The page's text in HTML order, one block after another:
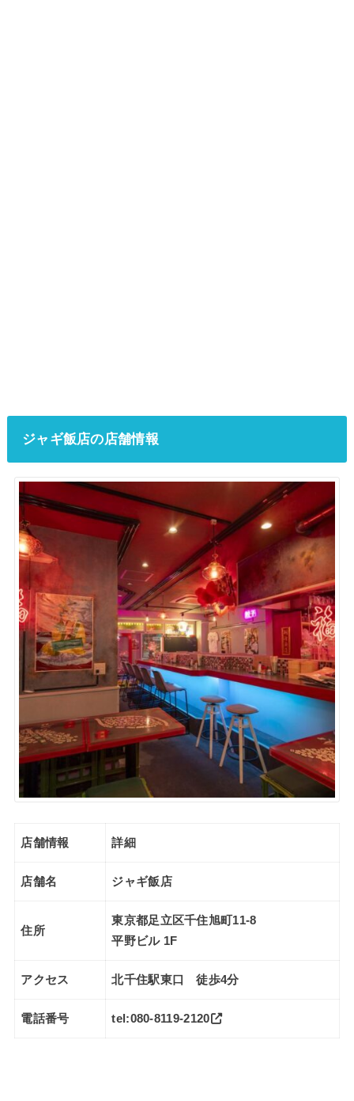
ジャギ飯店の店舗情報
店舗情報 詳細
店舗名 ジャギ飯店
住所
東京都足立区千住旭町11-8
平野ビル 1F
アクセス 北千住駅東口 徒歩4分
電話番号 tel:080-8119-2120